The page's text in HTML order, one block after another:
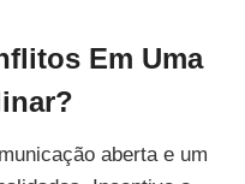
Em Uma
aberta e um